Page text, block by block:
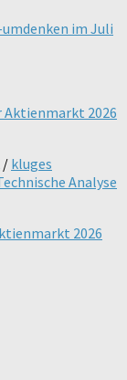
im Juli
/ kluges
Analyse
2026